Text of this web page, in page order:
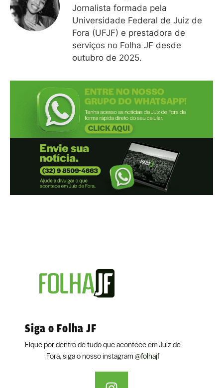
Jornalista formada pela
Universidade Federal de Juiz de
Fora (UFJF) e prestadora de
serviços no Folha JF desde
outubro de 2025.
Siga o Folha JF
Fique por dentro de tudo que acontece em Juiz de
Fora, siga o nosso instagram@folhajf